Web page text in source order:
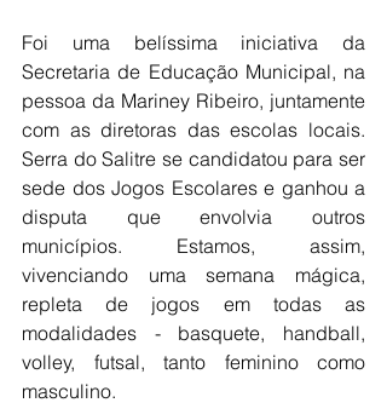
Foi uma belíssima iniciativa da
Secretaria de Educação Municipal, na
pessoa da Mariney Ribeiro, juntamente
com as diretoras das escolas locais.
Serra do Salitre se candidatou para ser
sede dos Jogos Escolares e ganhou a
disputa que envolvia outros
municípios. Estamos, assim,
vivenciando uma semana mágica,
repleta de jogos em todas as
modalidades - basquete, handball,
volley, futsal, tanto feminino como
masculino.